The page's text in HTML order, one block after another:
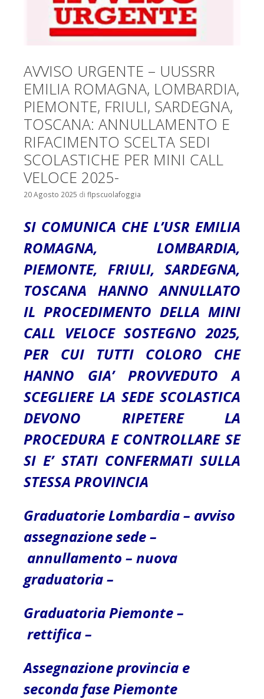
AVVISO URGENTE – UUSSRR
EMILIA ROMAGNA, LOMBARDIA,
PIEMONTE, FRIULI, SARDEGNA,
TOSCANA: ANNULLAMENTO E
RIFACIMENTO SCELTA SEDI
SCOLASTICHE PER MINI CALL
VELOCE 2025-
20 Agosto 2025 di flpscuolafoggia
SI COMUNICA CHE L’USR EMILIA
ROMAGNA, LOMBARDIA,
PIEMONTE, FRIULI, SARDEGNA,
TOSCANA HANNO ANNULLATO
IL PROCEDIMENTO DELLA MINI
CALL VELOCE SOSTEGNO 2025,
PER CUI TUTTI COLORO CHE
HANNO GIA’ PROVVEDUTO A
SCEGLIERE LA SEDE SCOLASTICA
DEVONO RIPETERE LA
PROCEDURA E CONTROLLARE SE
SI E’ STATI CONFERMATI SULLA
STESSA PROVINCIA
Graduatorie Lombardia– avviso
assegnazione sede–
annullamento – nuova
graduatoria–
Graduatoria Piemonte–
rettifica–
Assegnazione provincia e
seconda fase Piemonte